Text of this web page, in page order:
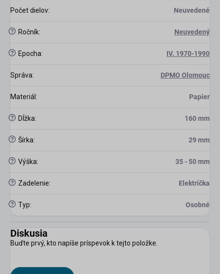
Počet dielov: Neuvedené
? Ročník: Neuvedený
? Epocha: IV. 1970-1990
Správa: DPMO Olomouc
Materiál : Papier
? Dĺžka: 160 mm
? Šírka: 29 mm
? Výška: 35 - 50 mm
? Zadelenie: Električka
? Typ: Osobné
Diskusia
Buďte prvý, kto napíše príspevok k tejto položke.